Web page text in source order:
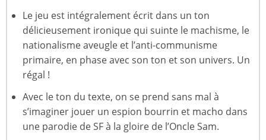
Le jeu est intégralement écrit dans un ton
délicieusement ironique qui suinte le machisme, le
nationalisme aveugle et l’anti-communisme
primaire, en phase avec son ton et son univers. Un
régal !
Avec le ton du texte, on se prend sans mal à
s’imaginer jouer un espion bourrin et macho dans
une parodie de SF à la gloire de l’Oncle Sam.